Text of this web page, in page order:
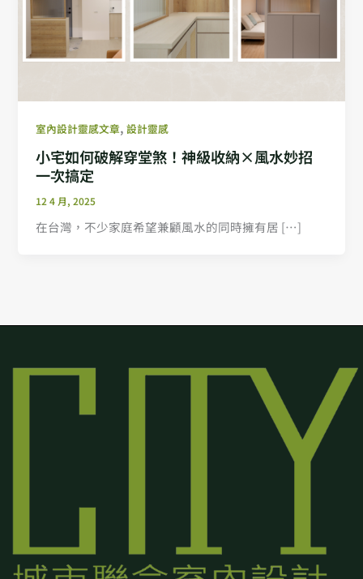
室內設計靈感文章,設計靈感
小宅如何破解穿堂煞！神級收納×風水妙招
一次搞定
12 4 月, 2025
在台灣，不少家庭希望兼顧風水的同時擁有居 […]